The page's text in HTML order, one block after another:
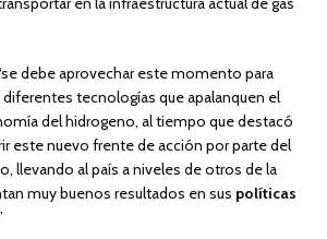
debe aprovechar este momento para
diferentes tecnologías que apalanquen el
del hidrogeno, al tiempo que destacó
este nuevo frente de acción por parte del
llevando al país a niveles de otros de la
muy buenos resultados en sus políticas